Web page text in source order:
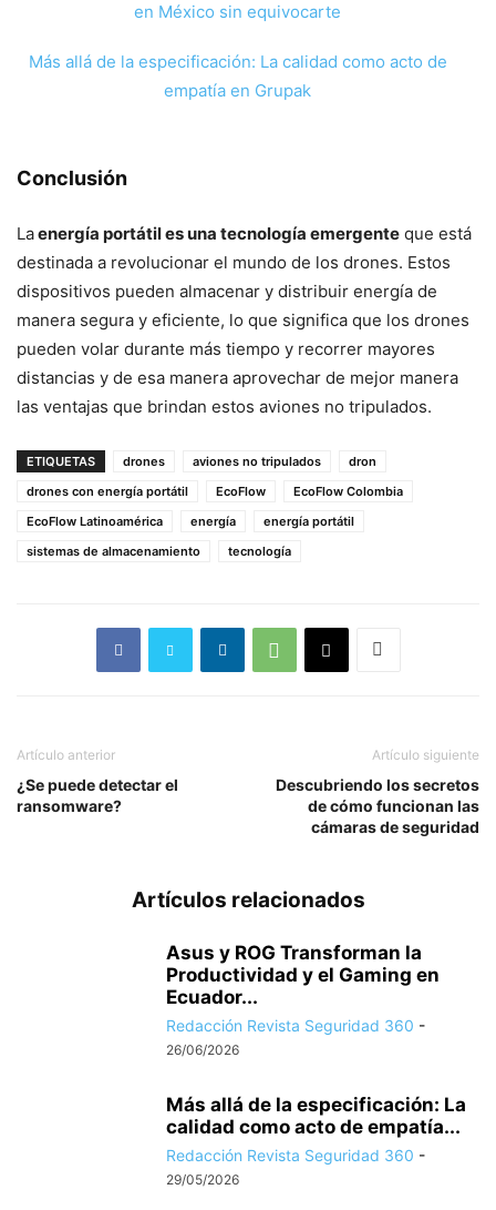
en México sin equivocarte
Más allá de la especificación: La calidad como acto de
empatía en Grupak
Conclusión
Laenergía portátil es una tecnología emergente que está
destinada a revolucionar el mundo de los drones. Estos
dispositivos pueden almacenar y distribuir energía de
manera segura y eficiente, lo que significa que los drones
pueden volar durante más tiempo y recorrer mayores
distancias y de esa manera aprovechar de mejor manera
las ventajas que brindan estos aviones no tripulados.
ETIQUETAS drones aviones no tripulados
dron
drones con energía portátil
EcoFlow
EcoFlow Colombia
EcoFlow Latinoamérica
energía
energía portátil
sistemas de almacenamiento
tecnología
Artículo anterior
¿Se puede detectar el
ransomware?
Artículo siguiente
Descubriendo los secretos
de cómo funcionan las
cámaras de seguridad
Artículos relacionados
Asus y ROG Transforman la
Productividad y el Gaming en
Ecuador...
Redacción Revista Seguridad 360 -
26/06/2026
Más allá de la especificación: La
calidad como acto de empatía...
Redacción Revista Seguridad 360 -
29/05/2026